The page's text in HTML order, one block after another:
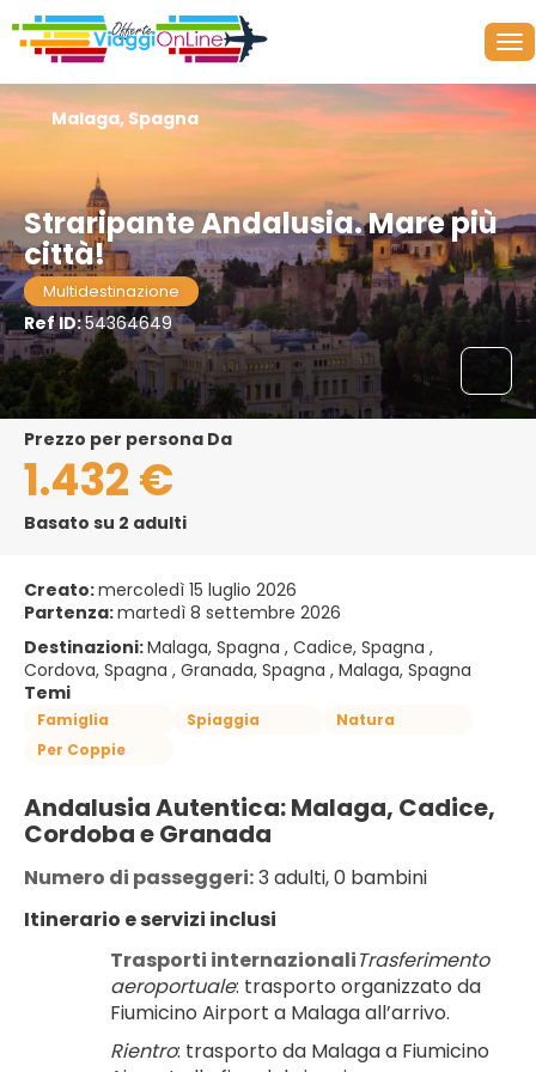
Straripante Andalusia. Mare più
città!
Multidestinazione
Ref ID:54364649
Malaga, Spagna
Prezzo per persona Da
1.432 €
Basato su 2 adulti
Creato:mercoledì 15 luglio 2026
Partenza:martedì 8 settembre 2026
Destinazioni:Malaga, Spagna , Cadice, Spagna ,
Cordova, Spagna , Granada, Spagna , Malaga, Spagna
Temi
Famiglia Spiaggia
Natura
Per Coppie
Andalusia Autentica: Malaga, Cadice,
Cordoba e Granada
Numero di passeggeri: 3 adulti, 0 bambini
Itinerario e servizi inclusi
Trasporti internazionaliTrasferimento
aeroportuale: trasporto organizzato da
Fiumicino Airport a Malaga all’arrivo.
Rientro: trasporto da Malaga a Fiumicino